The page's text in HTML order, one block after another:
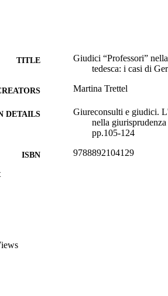
TITLE
Giudici “Professori”
tedesca: i casi di
Martina Trettel
DETAILS
Giureconsulti e giudici.
nella
pp.105-124
ISBN 9788892104129
VOLUME